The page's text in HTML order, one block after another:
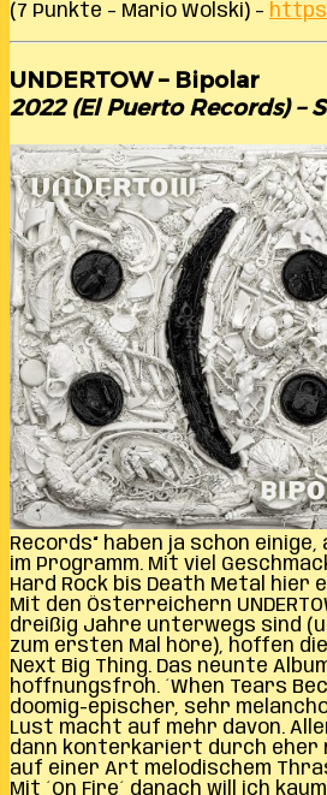
(7 Punkte – Mario Wolski) –
UNDERTOW – Bipolar
2022 (El Puerto Records) –
Records“ haben ja schon
im Programm. Mit viel
Hard Rock bis Death Metal hier
Mit den Österreichern
dreißig Jahre unterwegs sind
zum ersten Mal höre), hoffen
Next Big Thing. Das neunte
hoffnungsfroh. ´When Tears
doomig-epischer, sehr
Lust macht auf mehr davon.
dann konterkariert durch eher
auf einer Art melodischem
Mit ´On Fire´ danach will ich